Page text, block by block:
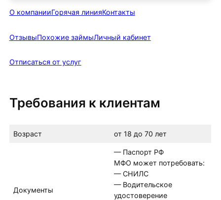
О компанииГорячая линияКонтакты
ОтзывыПохожие займыЛичный кабинет
Отписаться от услуг
Требования к клиентам
Возраст от 18 до 70 лет
Документы
— Паспорт РФ
МФО может потребовать:
— СНИЛС
— Водительское
удостоверение